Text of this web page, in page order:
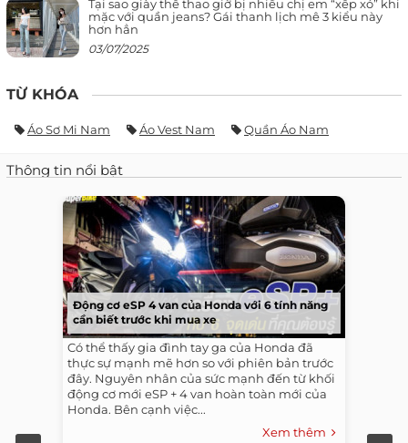
Tại sao giày thể thao giờ bị nhiều chị em “xếp xó” khi
mặc với quần jeans? Gái thanh lịch mê 3 kiểu này
hơn hẳn
03/07/2025
TỪ KHÓA
Áo Sơ Mi Nam Áo Vest Nam Quần Áo Nam
Thông tin nổi bật
Động cơ eSP 4 van của Honda với 6 tính năng
cần biết trước khi mua xe
Có thể thấy gia đình tay ga của Honda đã
thực sự mạnh mẽ hơn so với phiên bản trước
đây. Nguyên nhân của sức mạnh đến từ khối
động cơ mới eSP + 4 van hoàn toàn mới của
Honda. Bên cạnh việc...
Xem thêm